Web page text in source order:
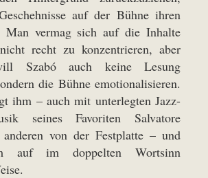
auf der Bühne ihren
Man vermag sich auf die Inhalte
recht zu konzentrieren, aber
Szabó auch keine Lesung
die Bühne emotionalisieren.
ihm – auch mit unterlegten Jazz-
seines Favoriten Salvatore
von der Festplatte – und
auf im doppelten Wortsinn